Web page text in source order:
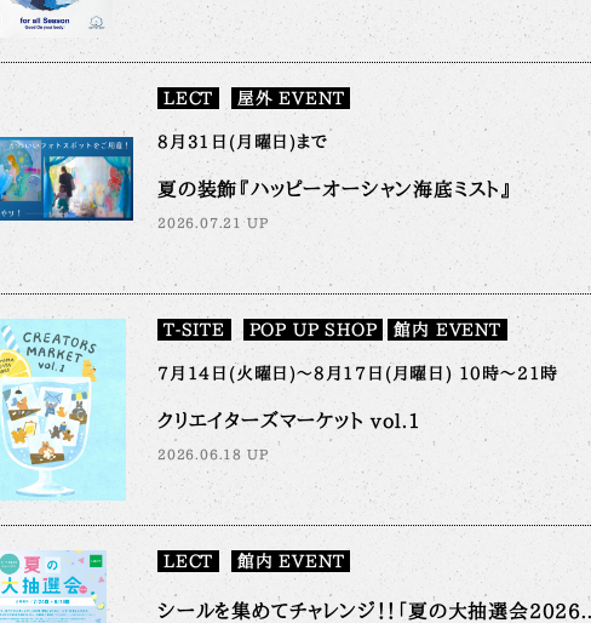
LECT 屋外 EVENT
8月31日(月曜日)まで
夏の装飾『ハッピーオーシャン海底ミスト』
2026.07.21 UP
T-SITE POP UP SHOP 館内 EVENT
7月14日(火曜日)～8月17日(月曜日) 10時～21時
クリエイターズマーケット vol.1
2026.06.18 UP
LECT 館内 EVENT
シールを集めてチャレンジ！！「夏の大抽選会2026...